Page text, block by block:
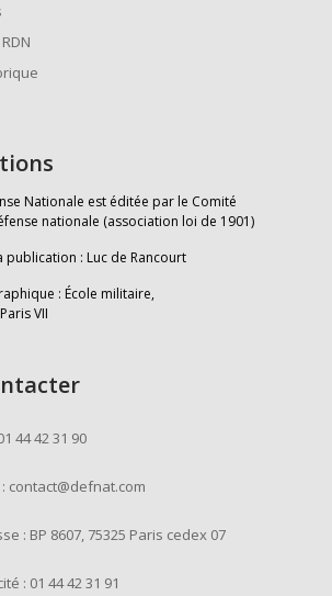
Nationale est éditée par le Comité
nationale (association loi de 1901)
publication : Luc de Rancourt
: École militaire,
VII
44 42 31 90
: contact@defnat.com
: BP 8607, 75325 Paris cedex 07
: 01 44 42 31 91